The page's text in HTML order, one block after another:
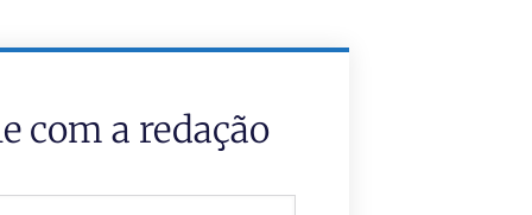
com a redação